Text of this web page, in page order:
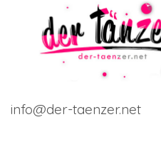
info@der-taenzer.net